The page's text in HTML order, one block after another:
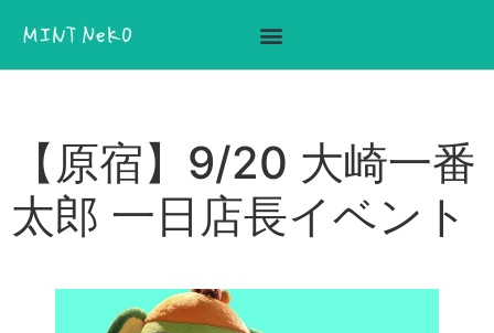
【原宿】9/20 大崎一番
太郎 一日店長イベント